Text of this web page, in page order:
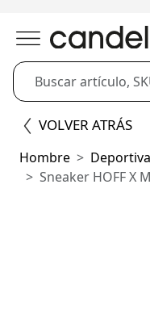
VOLVER ATRÁS
Hombre
Sneaker HOFF X